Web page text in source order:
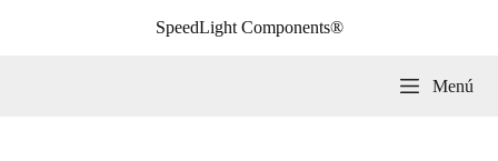
SpeedLight Components®
Menú